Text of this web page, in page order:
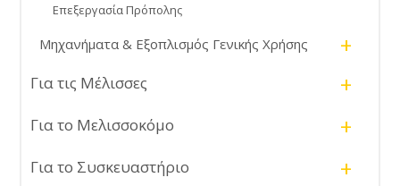
Επεξεργασία Πρόπολης
Μηχανήματα & Εξοπλισμός Γενικής Χρήσης +
Για τις Μέλισσες +
Για το Μελισσοκόμο +
Για το Συσκευαστήριο +